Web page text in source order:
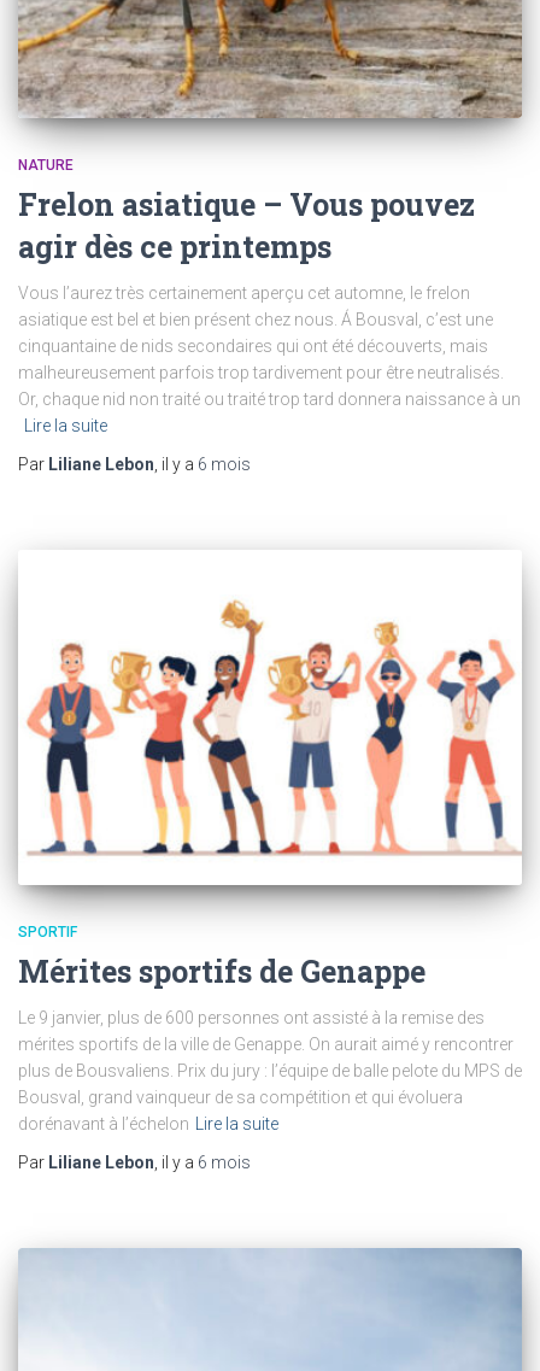
NATURE
Frelon asiatique – Vous pouvez
agir dès ce printemps
Vous l’aurez très certainement aperçu cet automne, le frelon
asiatique est bel et bien présent chez nous. Á Bousval, c’est une
cinquantaine de nids secondaires qui ont été découverts, mais
malheureusement parfois trop tardivement pour être neutralisés.
Or, chaque nid non traité ou traité trop tard donnera naissance à un
Lire la suite
Par Liliane Lebon , il y a 6 mois
SPORTIF
Mérites sportifs de Genappe
Le 9 janvier, plus de 600 personnes ont assisté à la remise des
mérites sportifs de la ville de Genappe. On aurait aimé y rencontrer
plus de Bousvaliens. Prix du jury : l’équipe de balle pelote du MPS de
Bousval, grand vainqueur de sa compétition et qui évoluera
dorénavant à l’échelon
Lire la suite
Par Liliane Lebon , il y a 6 mois